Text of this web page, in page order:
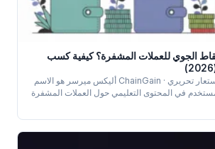
الجوي للعملات المشفرة؟ كيفية كسب
Alex Mercerاسم مستعار تحريري · ChainGain أليكس ميرسر هو الاسم
في المحتوى التعليمي حول العملات المشفرة